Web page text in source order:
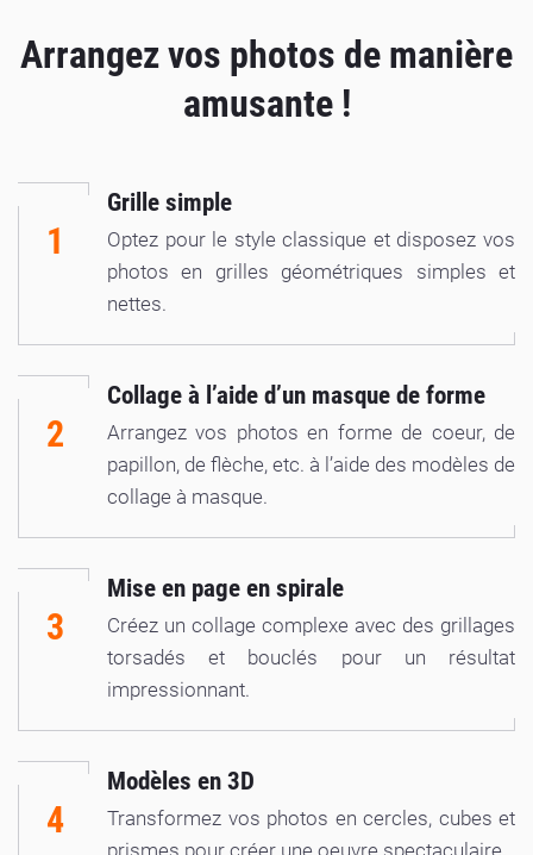
Arrangez vos photos de manière
amusante !
1
Grille simple
Optez pour le style classique et disposez vos
photos en grilles géométriques simples et
nettes.
2
Collage à l’aide d’un masque de forme
Arrangez vos photos en forme de coeur, de
papillon, de flèche, etc. à l’aide des modèles de
collage à masque.
3
Mise en page en spirale
Créez un collage complexe avec des grillages
torsadés et bouclés pour un résultat
impressionnant.
4
Modèles en 3D
Transformez vos photos en cercles, cubes et
prismes pour créer une oeuvre spectaculaire.